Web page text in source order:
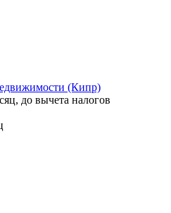
(Кипр)
до вычета налогов